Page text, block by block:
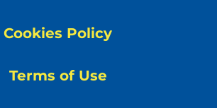
Cookies Policy
Terms of Use